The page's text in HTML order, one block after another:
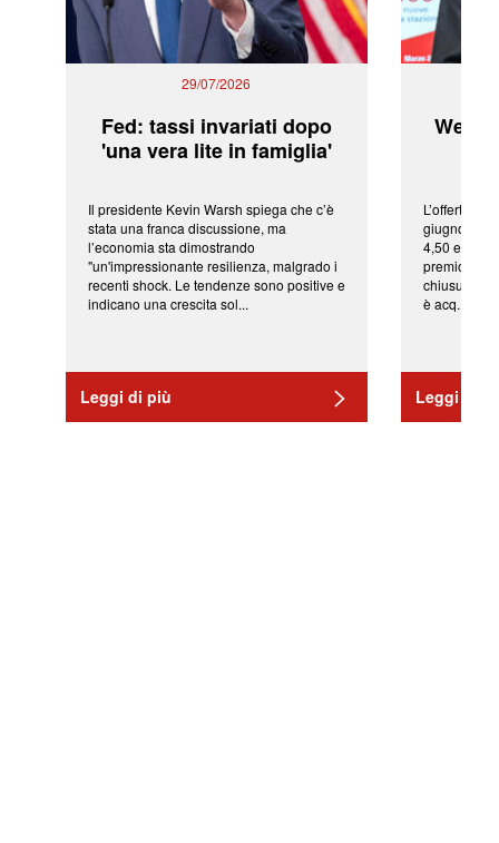
29/07/2026
Fed: tassi invariati dopo
'una vera lite in famiglia'
Il presidente Kevin Warsh spiega che c’è
stata una franca discussione, ma
l’economia sta dimostrando
"un'impressionante resilienza, malgrado i
recenti shock. Le tendenze sono positive e
indicano una crescita sol...
Leggi di più
L’offerta
giugno da
4,50 euro
premio di
chiusura
è acq...
Leggi di